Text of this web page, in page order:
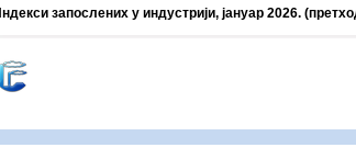
запослених у индустрији, јануар 2026.